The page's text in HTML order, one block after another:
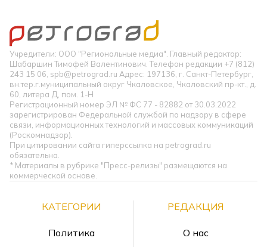
Учредители: ООО "Региональные медиа". Главный редактор:
Шабаршин Тимофей Валентинович. Телефон редакции +7 (812)
243 15 06, spb@petrograd.ru Адрес: 197136, г. Санкт-Петербург,
вн.тер.г.муниципальный округ Чкаловское, Чкаловский пр-кт., д.
60, литера Д, пом. 1-Н
Регистрационный номер ЭЛ № ФС 77 - 82882 от 30.03.2022
зарегистрирован Федеральной службой по надзору в сфере
связи, информационных технологий и массовых коммуникаций
(Роскомнадзор).
При цитировании сайта гиперссылка на petrograd.ru
обязательна.
* Материалы в рубрике "Пресс-релизы" размещаются на
коммерческой основе.
КАТЕГОРИИ
Политика
РЕДАКЦИЯ
О нас